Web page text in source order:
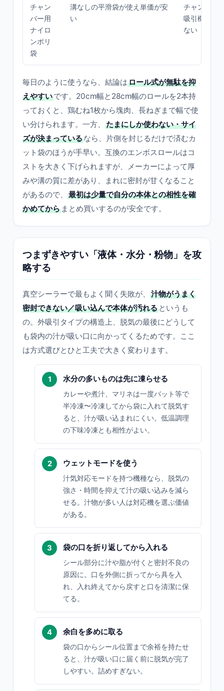
チャン
バー用
ナイロ
ンポリ
袋
溝なしの平滑袋が使え単価が安
い
チャンバー
吸引機では
ない
毎日のように使うなら、結論はロール式が無駄を抑
えやすいです。20cm幅と28cm幅のロールを2本持
っておくと、鶏むね1枚から塊肉、長ねぎまで幅で使
い分けられます。一方、
たまにしか使わない・サイ
ズが決まっているなら、片側を封じるだけで済むカ
ット袋のほうが手早い。互換のエンボスロールはコ
ストを大きく下げられますが、メーカーによって厚
みや溝の質に差があり、まれに密封が甘くなること
があるので、
最初は少量で自分の本体との相性を確
かめてから まとめ買いするのが安全です。
つまずきやすい「液体・水分・粉物」を攻
略する
真空シーラーで最もよく聞く失敗が、
汁物がうまく
密封できない／吸い込んで本体が汚れる というも
の。外吸引タイプの構造上、脱気の最後にどうして
も袋内の汁が吸い口に向かってくるためです。ここ
は方式選びとひと工夫で大きく変わります。
水分の多いものは先に凍らせる
カレーや煮汁、マリネは一度バット等で
半冷凍〜冷凍してから袋に入れて脱気す
ると、汁が吸い込まれにくい。低温調理
の下味冷凍とも相性がよい。
ウェットモードを使う
汁気対応モードを持つ機種なら、脱気の
強さ・時間を抑えて汁の吸い込みを減ら
せる。汁物が多い人は対応機を選ぶ価値
がある。
袋の口を折り返してから入れる
シール部分に汁や脂が付くと密封不良の
原因に。口を外側に折ってから具を入
れ、入れ終えてから戻すと口を清潔に保
てる。
余白を多めに取る
袋の口からシール位置まで余裕を持たせ
ると、汁が吸い口に届く前に脱気が完了
しやすい。詰めすぎない。